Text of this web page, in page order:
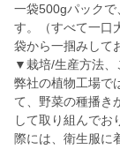
一袋500gパックで
す。（すべて一口
袋から一掴みして
▼栽培/生産方法、
弊社の植物工場で
て、野菜の種播き
して取り組んでお
際には、衛生服に